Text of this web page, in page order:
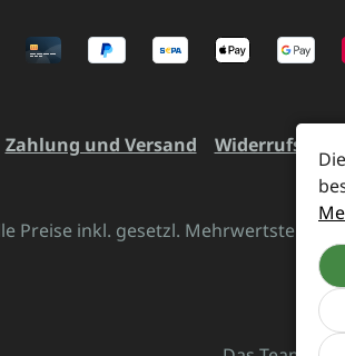
Zahlung und Versand
Preise inkl. gesetzl. Mehrwertsteuer